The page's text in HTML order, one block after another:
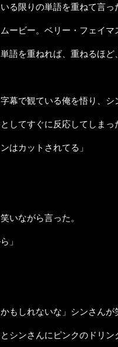
る限りの単語を重ねて言っ
ービー。ベリー・フェイマ
語を重ねれば、重ねるほど
幕で観ている俺を悟り、シ
してすぐに反応してしまっ
はカットされてる」
いながら言った。
」
もしれないな」シンさんが
シンさんにピンクのドリン